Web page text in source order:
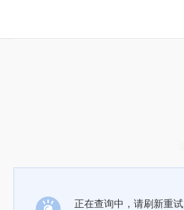
正在查询中，请刷新重试